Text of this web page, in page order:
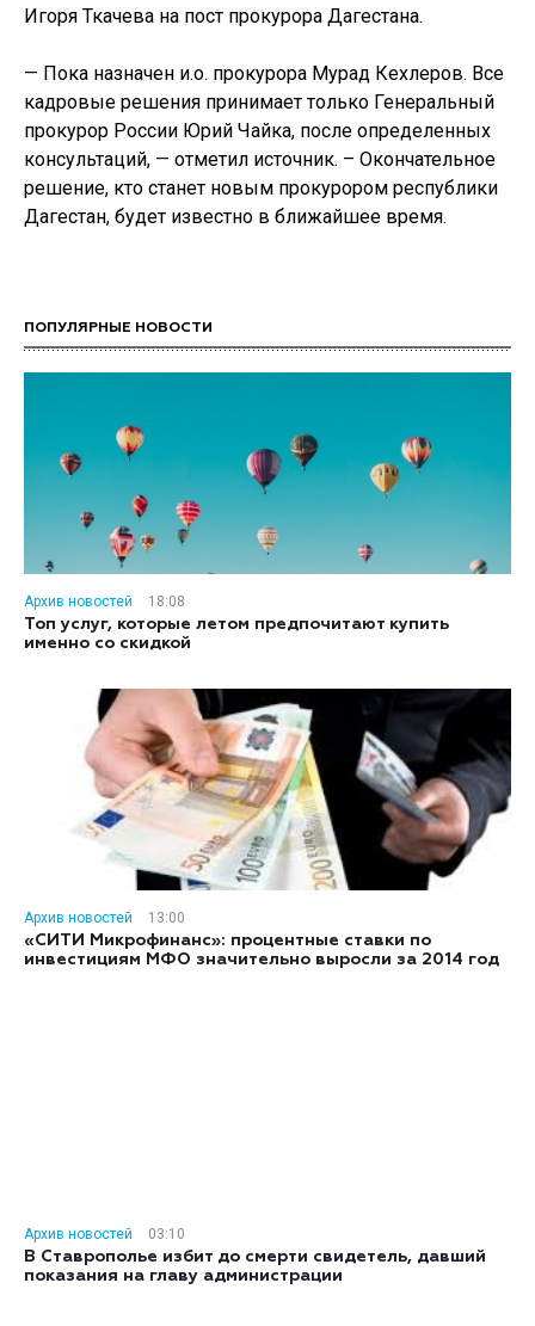
Игоря Ткачева на пост прокурора Дагестана.
— Пока назначен и.о. прокурора Мурад Кехлеров. Все
кадровые решения принимает только Генеральный
прокурор России Юрий Чайка, после определенных
консультаций, — отметил источник. – Окончательное
решение, кто станет новым прокурором республики
Дагестан, будет известно в ближайшее время.
ПОПУЛЯРНЫЕ НОВОСТИ
Архив новостей
18:08
Топ услуг, которые летом предпочитают купить
именно со скидкой
Архив новостей
13:00
«СИТИ Микрофинанс»: процентные ставки по
инвестициям МФО значительно выросли за 2014 год
Архив новостей
03:10
В Ставрополье избит до смерти свидетель, давший
показания на главу администрации